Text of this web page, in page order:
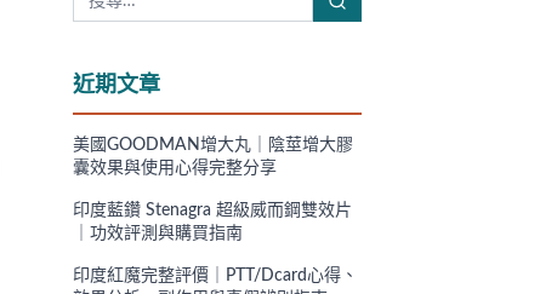
近期文章
美國GOODMAN增大丸｜陰莖增大膠
囊效果與使用心得完整分享
印度藍鑽 Stenagra 超級威而鋼雙效片
｜功效評測與購買指南
印度紅魔完整評價｜PTT/Dcard心得、